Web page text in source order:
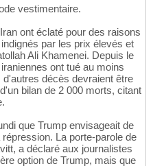
vestimentaire.
ont éclaté pour des raisons
par les prix élevés et
Ali Khamenei. Depuis le
ont tué au moins
décès devraient être
bilan de 2 000 morts, citant
que Trump envisageait de
La porte-parole de
a déclaré aux journalistes
option de Trump, mais que